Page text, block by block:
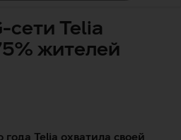
сети Telia
жителей
года Telia охватила своей